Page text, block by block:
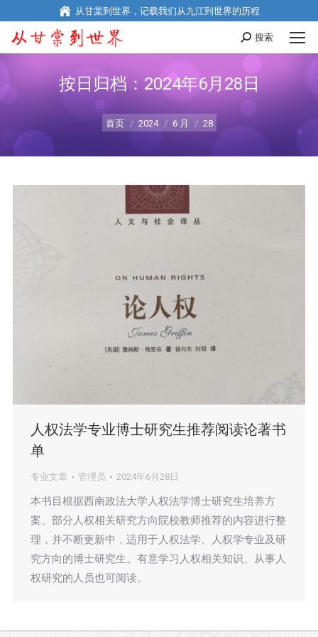
从甘棠到世界，记载我们从九江到世界的历程
Search:
搜索
按日归档：2024年6月28日
首页 2024 6 月 28
人权法学专业博士研究生推荐阅读论著书
单
专业文章 管理员 2024年6月28日
本书目根据西南政法大学人权法学博士研究生培养方
案、部分人权相关研究方向院校教师推荐的内容进行整
理，并不断更新中，适用于人权法学、人权学专业及研
究方向的博士研究生。有意学习人权相关知识、从事人
权研究的人员也可阅读。